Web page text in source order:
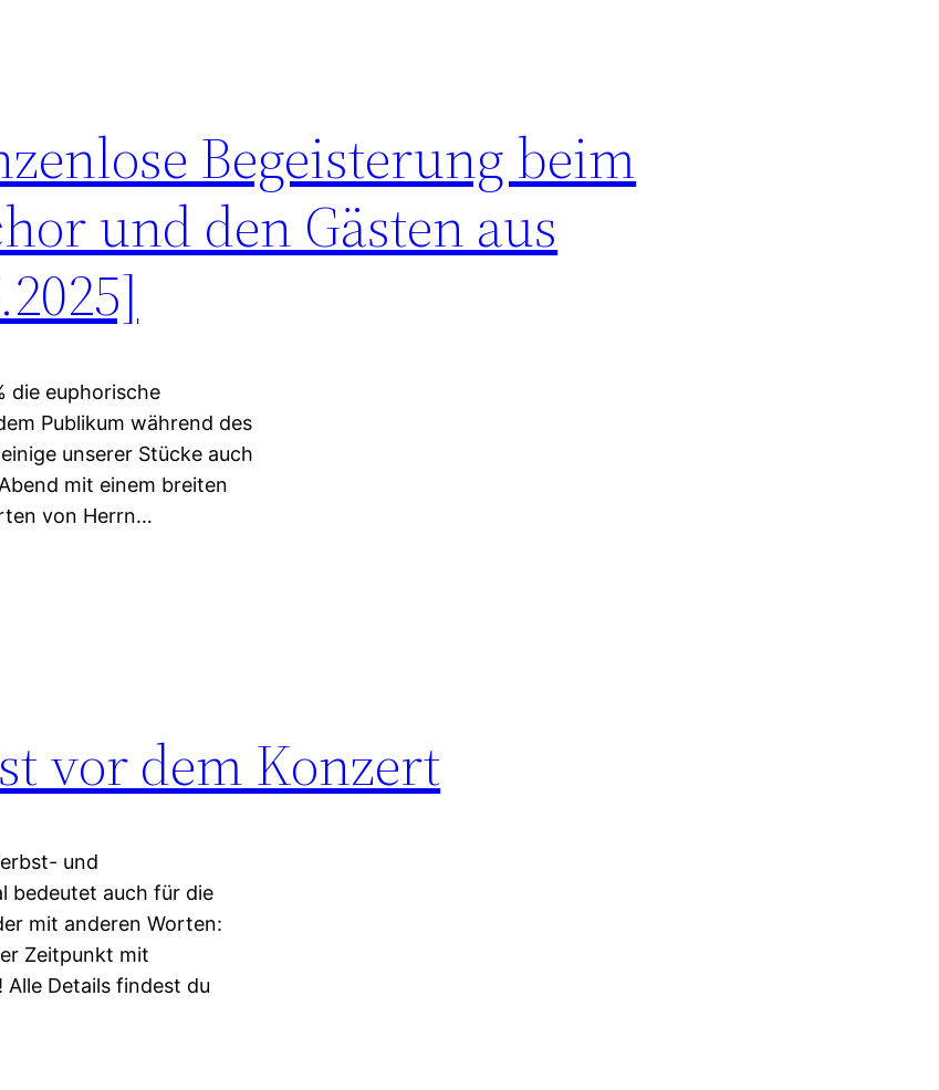
Begeisterung beim
und den Gästen aus
die euphorische
Publikum während des
unserer Stücke auch
mit einem breiten
von Herrn…
vor dem Konzert
und
bedeutet auch für die
mit anderen Worten:
Zeitpunkt mit
Details findest du